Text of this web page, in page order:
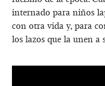
internado para niños
con otra vida y, para
los lazos que la unen